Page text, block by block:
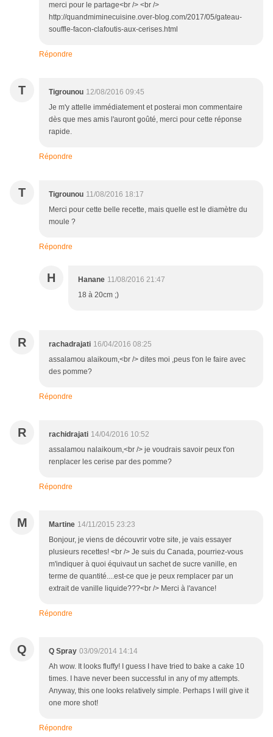
merci pour le partage<br /> <br />
http://quandmiminecuisine.over-blog.com/2017/05/gateau-
souffle-facon-clafoutis-aux-cerises.html
Répondre
T Tigrounou 12/08/2016 09:45
Je m'y attelle immédiatement et posterai mon commentaire
dès que mes amis l'auront goûté, merci pour cette réponse
rapide.
Répondre
T Tigrounou 11/08/2016 18:17
Merci pour cette belle recette, mais quelle est le diamètre du
moule ?
Répondre
H Hanane 11/08/2016 21:47
18 à 20cm ;)
R rachadrajati 16/04/2016 08:25
assalamou alaikoum,<br /> dites moi ,peus t'on le faire avec
des pomme?
Répondre
R rachidrajati 14/04/2016 10:52
assalamou nalaikoum,<br /> je voudrais savoir peux t'on
renplacer les cerise par des pomme?
Répondre
M Martine 14/11/2015 23:23
Bonjour, je viens de découvrir votre site, je vais essayer
plusieurs recettes! <br /> Je suis du Canada, pourriez-vous
m'indiquer à quoi équivaut un sachet de sucre vanille, en
terme de quantité....est-ce que je peux remplacer par un
extrait de vanille liquide???<br /> Merci à l'avance!
Répondre
Q Q Spray 03/09/2014 14:14
Ah wow. It looks fluffy! I guess I have tried to bake a cake 10
times. I have never been successful in any of my attempts.
Anyway, this one looks relatively simple. Perhaps I will give it
one more shot!
Répondre